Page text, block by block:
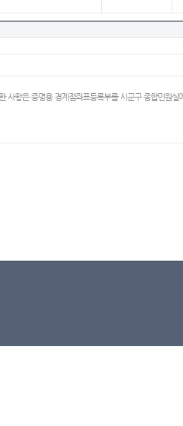
사항은 증명용 경계점좌표등록부를 시군구 종합민원실